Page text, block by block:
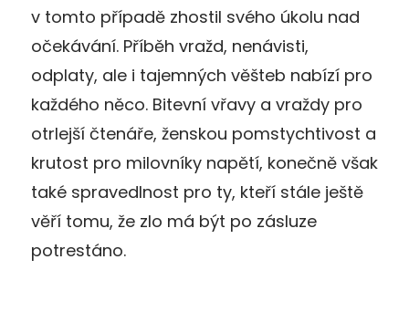
v tomto případě zhostil svého úkolu nad
očekávání. Příběh vražd, nenávisti,
odplaty, ale i tajemných věšteb nabízí pro
každého něco. Bitevní vřavy a vraždy pro
otrlejší čtenáře, ženskou pomstychtivost a
krutost pro milovníky napětí, konečně však
také spravedlnost pro ty, kteří stále ještě
věří tomu, že zlo má být po zásluze
potrestáno.